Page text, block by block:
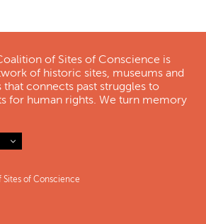
of Sites of Conscience is
of historic sites, museums and
connects past struggles to
for human rights. We turn memory
Sites of Conscience